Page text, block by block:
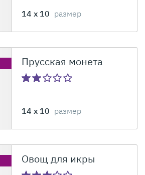
14 x 10 размер
Прусская монета
14 x 10 размер
Овощ для икры